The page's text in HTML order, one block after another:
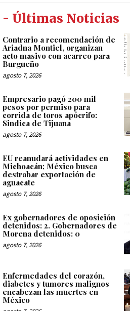
- Últimas Noticias
Contrario a recomendación de
Ariadna Montiel, organizan
acto masivo con acarreo para
Burgueño
agosto 7, 2026
Empresario pagó 200 mil
pesos por permiso para
corrida de toros apócrifo:
Sindica de Tijuana
agosto 7, 2026
EU reanudará actividades en
Michoacán; México busca
destrabar exportación de
aguacate
agosto 7, 2026
Ex gobernadores de oposición
detenidos: 2. Gobernadores de
Morena detenidos: 0
agosto 7, 2026
Enfermedades del corazón,
diabetes y tumores malignos
encabezan las muertes en
México